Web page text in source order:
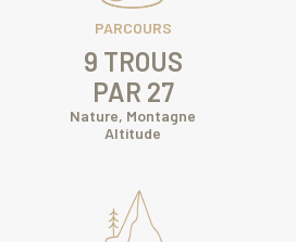
PARCOURS
9 TROUS
PAR 27
Nature, Montagne
Altitude